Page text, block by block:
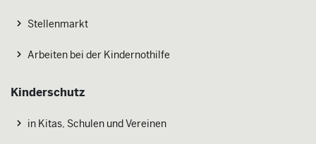
Stellenmarkt
Arbeiten bei der Kindernothilfe
Kinderschutz
in Kitas, Schulen und Vereinen